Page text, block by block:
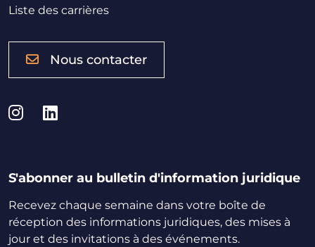
Liste des carrières
Nous contacter
Instagram
LinkedIn
S'abonner au bulletin d'information juridique
Recevez chaque semaine dans votre boîte de
réception des informations juridiques, des mises à
jour et des invitations à des événements.